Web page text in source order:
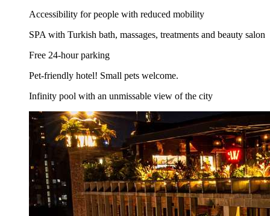
Accessibility for people with reduced mobility
SPA with Turkish bath, massages, treatments and beauty salon
Free 24-hour parking
Pet-friendly hotel! Small pets welcome.
Infinity pool with an unmissable view of the city